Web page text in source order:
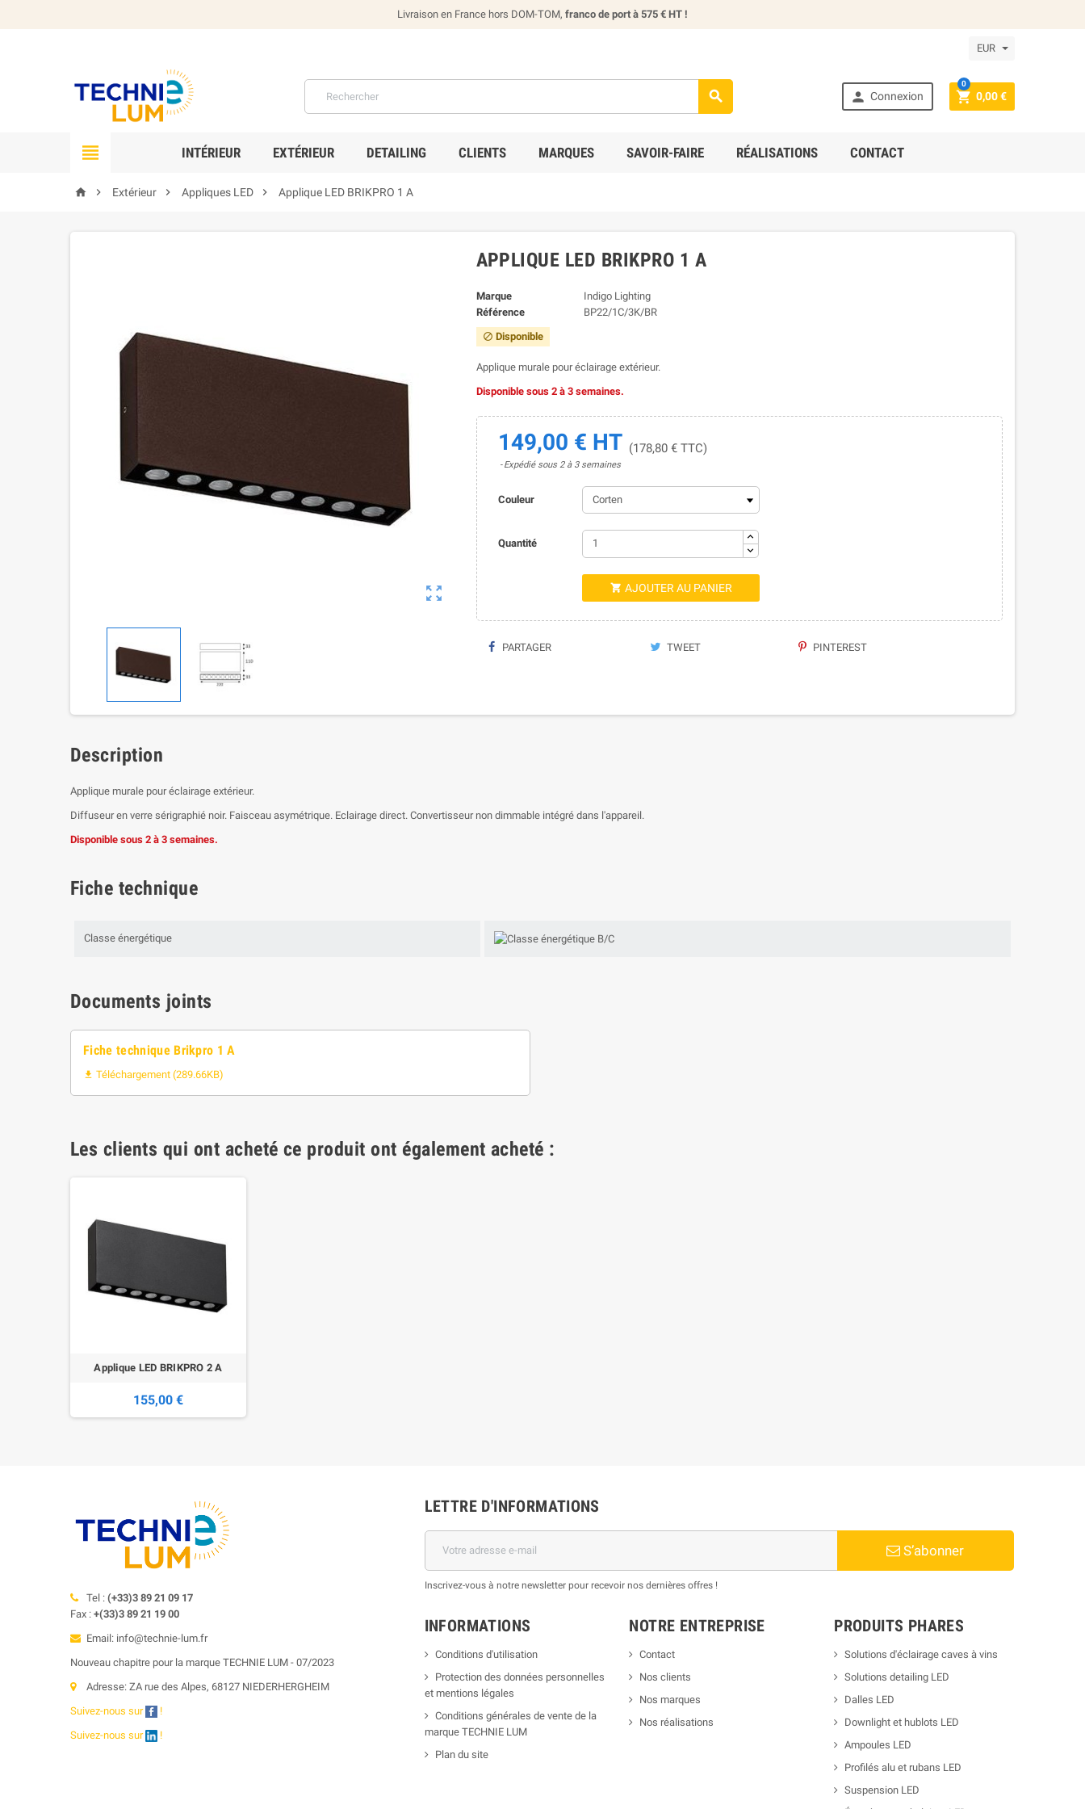
Livraison en France hors DOM-TOM, franco de port à 575 € HT !
EUR
  Connexion  0,00 €
0
 INTÉRIEUR EXTÉRIEUR DETAILING CLIENTS MARQUES SAVOIR-FAIRE RÉALISATIONS CONTACT
  Extérieur  Appliques LED  Applique LED BRIKPRO 1 A

APPLIQUE LED BRIKPRO 1 A
Marque
Indigo Lighting
Référence
BP22/1C/3K/BR
 Disponible
Applique murale pour éclairage extérieur.
Disponible sous 2 à 3 semaines.
149,00 € HT (178,80 € TTC)
Expédié sous 2 à 3 semaines
Couleur
Quantité
 AJOUTER AU PANIER
PARTAGER TWEET PINTEREST
Description
Applique murale pour éclairage extérieur.
Diffuseur en verre sérigraphié noir. Faisceau asymétrique. Eclairage direct. Convertisseur non dimmable intégré dans l'appareil.
Disponible sous 2 à 3 semaines.
Fiche technique
Classe énergétique
Documents joints
Fiche technique Brikpro 1 A
 Téléchargement (289.66KB)
Les clients qui ont acheté ce produit ont également acheté :
Applique LED BRIKPRO 2 A
155,00 €
Tel : (+33)3 89 21 09 17
Fax : +(33)3 89 21 19 00
Email: info@technie-lum.fr
Nouveau chapitre pour la marque TECHNIE LUM - 07/2023
Adresse: ZA rue des Alpes, 68127 NIEDERHERGHEIM
Suivez-nous sur
!
Suivez-nous sur
!
LETTRE D'INFORMATIONS
S’abonner
Inscrivez-vous à notre newsletter pour recevoir nos dernières offres !
INFORMATIONS
Conditions d'utilisation
Protection des données personnelles
et mentions légales
Conditions générales de vente de la
marque TECHNIE LUM
Plan du site
NOTRE ENTREPRISE
Contact
Nos clients
Nos marques
Nos réalisations
PRODUITS PHARES
Solutions d'éclairage caves à vins
Solutions detailing LED
Dalles LED
Downlight et hublots LED
Ampoules LED
Profilés alu et rubans LED
Suspension LED